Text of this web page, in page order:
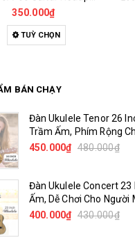
350.000₫
TUỲ CHỌN
BÁN CHẠY
Đàn Ukulele Tenor 26
Trầm Ấm, Phím Rộng
450.000₫ 480.000₫
Đàn Ukulele Concert 23
Ấm, Dễ Chơi Cho Người
400.000₫ 430.000₫